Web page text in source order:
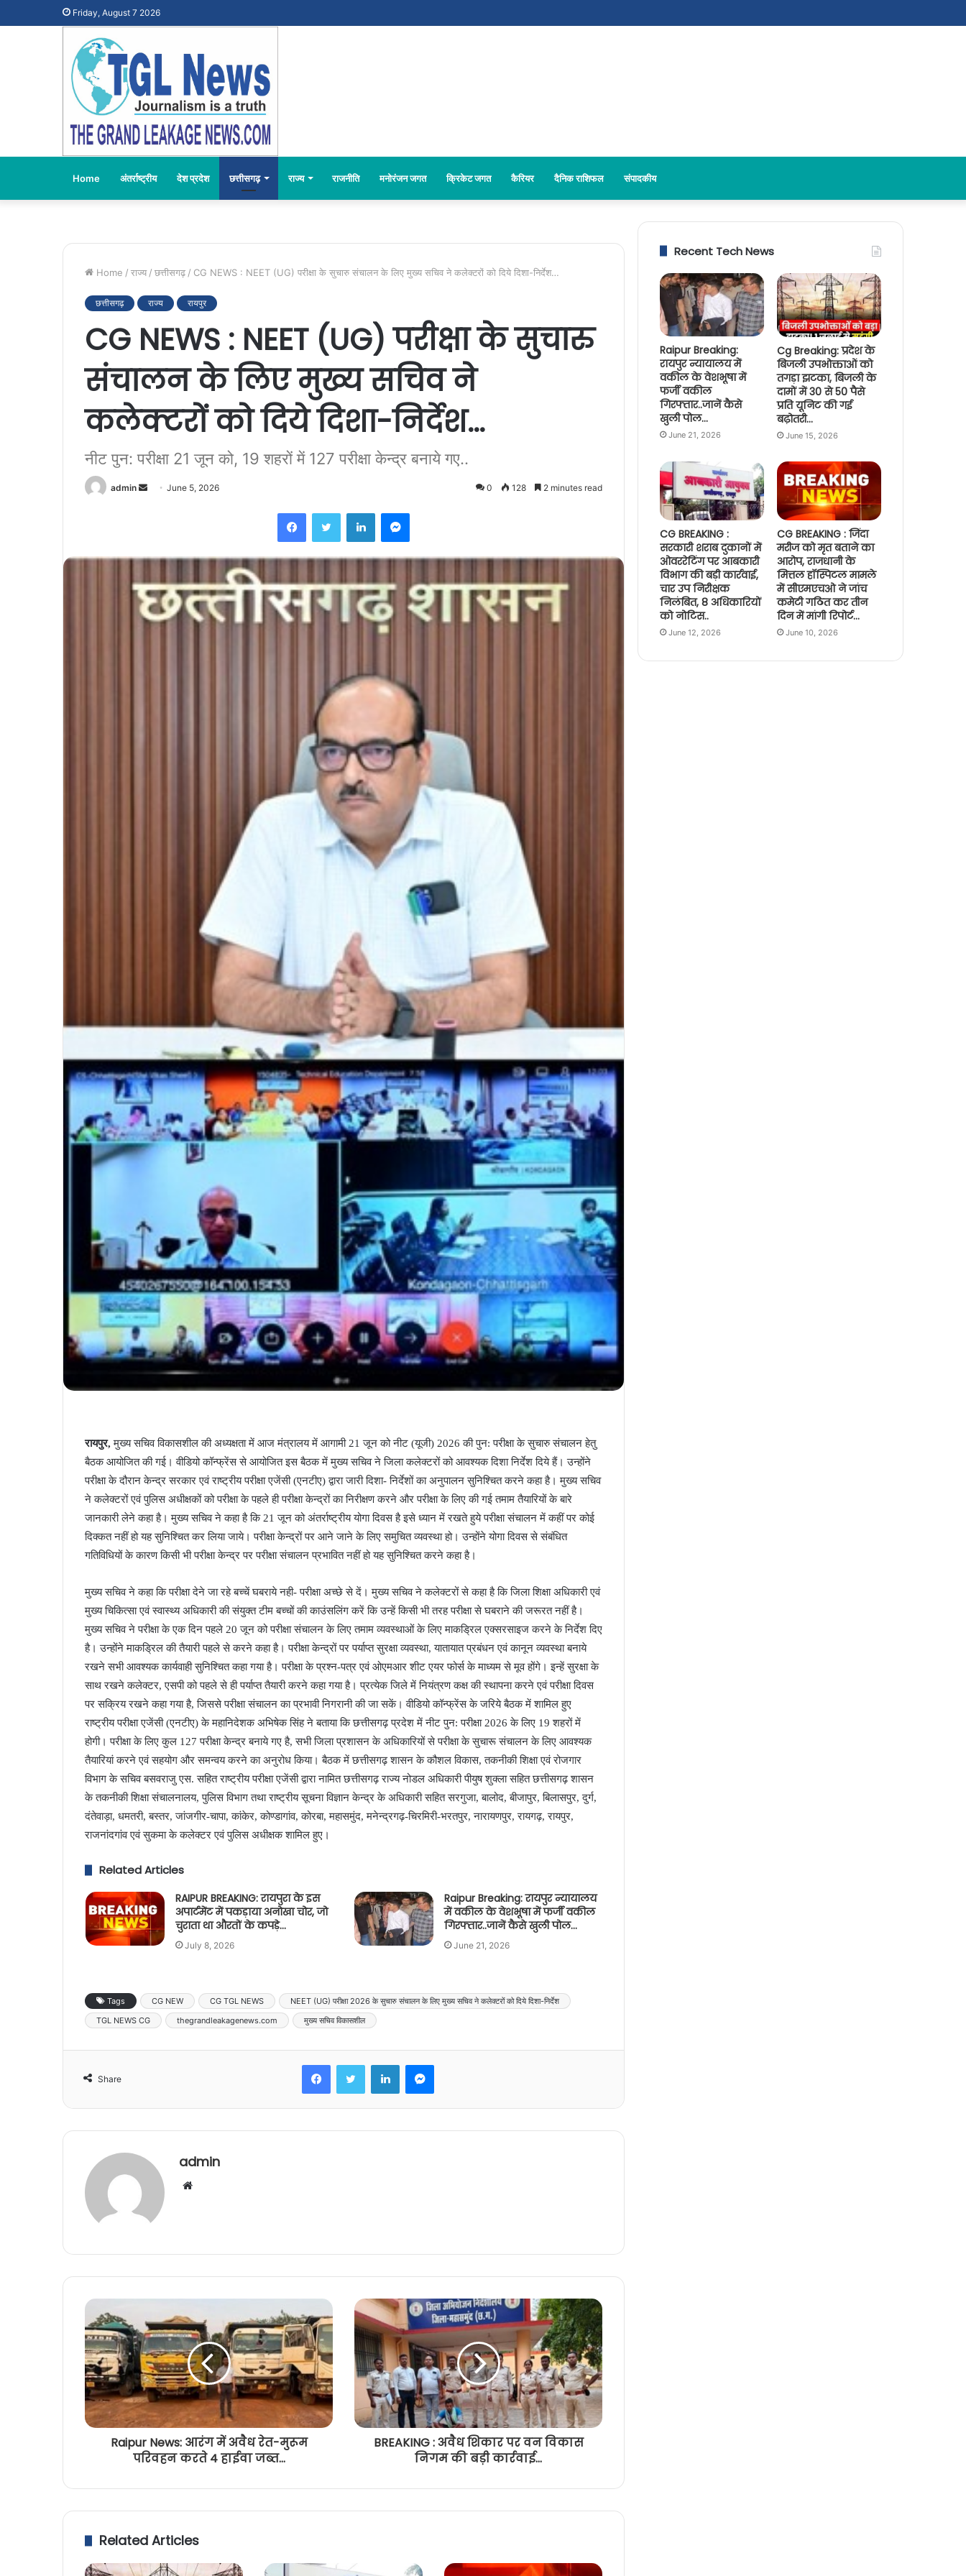
Friday, August 7 2026
Home अंतर्राष्ट्रीय देश प्रदेश छत्तीसगढ़ राज्य राजनीति मनोरंजन जगत क्रिकेट जगत कैरियर दैनिक राशिफल संपादकीय
Home / राज्य / छत्तीसगढ़ / CG NEWS : NEET (UG) परीक्षा के सुचारु संचालन के लिए मुख्य सचिव ने कलेक्टरों को दिये दिशा-निर्देश…
छत्तीसगढ़ राज्य रायपुर
CG NEWS : NEET (UG) परीक्षा के सुचारु
संचालन के लिए मुख्य सचिव ने
कलेक्टरों को दिये दिशा-निर्देश…
नीट पुन: परीक्षा 21 जून को, 19 शहरों में 127 परीक्षा केन्द्र बनाये गए..
admin
Send June 5, 2026 0 128 2 minutes read
FacebookTwitter LinkedInMessenger
रायपुर, मुख्य सचिव विकासशील की अध्यक्षता में आज मंत्रालय में आगामी 21 जून को नीट (यूजी) 2026 की पुन: परीक्षा के सुचारु संचालन हेतु
बैठक आयोजित की गई। वीडियो कॉन्फ्रेंस से आयोजित इस बैठक में मुख्य सचिव ने जिला कलेक्टरों को आवश्यक दिशा निर्देश दिये हैं। उन्होंने
परीक्षा के दौरान केन्द्र सरकार एवं राष्ट्रीय परीक्षा एजेंसी (एनटीए) द्वारा जारी दिशा- निर्देशों का अनुपालन सुनिश्चित करने कहा है। मुख्य सचिव
ने कलेक्टरों एवं पुलिस अधीक्षकों को परीक्षा के पहले ही परीक्षा केन्द्रों का निरीक्षण करने और परीक्षा के लिए की गई तमाम तैयारियों के बारे
जानकारी लेने कहा है। मुख्य सचिव ने कहा है कि 21 जून को अंतर्राष्ट्रीय योगा दिवस है इसे ध्यान में रखते हुये परीक्षा संचालन में कहीं पर कोई
दिक्कत नहीं हो यह सुनिश्चित कर लिया जाये। परीक्षा केन्द्रों पर आने जाने के लिए समुचित व्यवस्था हो। उन्होंने योगा दिवस से संबंधित
गतिविधियों के कारण किसी भी परीक्षा केन्द्र पर परीक्षा संचालन प्रभावित नहीं हो यह सुनिश्चित करने कहा है।
मुख्य सचिव ने कहा कि परीक्षा देने जा रहे बच्चें घबराये नही- परीक्षा अच्छे से दें। मुख्य सचिव ने कलेक्टरों से कहा है कि जिला शिक्षा अधिकारी एवं
मुख्य चिकित्सा एवं स्वास्थ्य अधिकारी की संयुक्त टीम बच्चों की काउंसलिंग करें कि उन्हें किसी भी तरह परीक्षा से घबराने की जरूरत नहीं है।
मुख्य सचिव ने परीक्षा के एक दिन पहले 20 जून को परीक्षा संचालन के लिए तमाम व्यवस्थाओं के लिए माकड्रिल एक्सरसाइज करने के निर्देश दिए
है। उन्होंने माकड्रिल की तैयारी पहले से करने कहा है। परीक्षा केन्द्रों पर पर्याप्त सुरक्षा व्यवस्था, यातायात प्रबंधन एवं कानून व्यवस्था बनाये
रखने सभी आवश्यक कार्यवाही सुनिश्चित कहा गया है। परीक्षा के प्रश्न-पत्र एवं ओएमआर शीट एयर फोर्स के माध्यम से मूव होंगे। इन्हें सुरक्षा के
साथ रखने कलेक्टर, एसपी को पहले से ही पर्याप्त तैयारी करने कहा गया है। प्रत्येक जिले में नियंत्रण कक्ष की स्थापना करने एवं परीक्षा दिवस
पर सक्रिय रखने कहा गया है, जिससे परीक्षा संचालन का प्रभावी निगरानी की जा सकें। वीडियो कॉन्फ्रेंस के जरिये बैठक में शामिल हुए
राष्ट्रीय परीक्षा एजेंसी (एनटीए) के महानिदेशक अभिषेक सिंह ने बताया कि छत्तीसगढ़ प्रदेश में नीट पुन: परीक्षा 2026 के लिए 19 शहरों में
होगी। परीक्षा के लिए कुल 127 परीक्षा केन्द्र बनाये गए है, सभी जिला प्रशासन के अधिकारियों से परीक्षा के सुचारू संचालन के लिए आवश्यक
तैयारियां करने एवं सहयोग और समन्वय करने का अनुरोध किया। बैठक में छत्तीसगढ़ शासन के कौशल विकास, तकनीकी शिक्षा एवं रोजगार
विभाग के सचिव बसवराजु एस. सहित राष्ट्रीय परीक्षा एजेंसी द्वारा नामित छत्तीसगढ़ राज्य नोडल अधिकारी पीयुष शुक्ला सहित छत्तीसगढ़ शासन
के तकनीकी शिक्षा संचालनालय, पुलिस विभाग तथा राष्ट्रीय सूचना विज्ञान केन्द्र के अधिकारी सहित सरगुजा, बालोद, बीजापुर, बिलासपुर, दुर्ग,
दंतेवाड़ा, धमतरी, बस्तर, जांजगीर-चापा, कांकेर, कोण्डागांव, कोरबा, महासमुंद, मनेन्द्रगढ़-चिरमिरी-भरतपुर, नारायणपुर, रायगढ़, रायपुर,
राजनांदगांव एवं सुकमा के कलेक्टर एवं पुलिस अधीक्षक शामिल हुए।
Related Articles
RAIPUR BREAKING: रायपुरा के इस
अपार्टमेंट में पकड़ाया अनोखा चोर, जो
चुराता था औरतों के कपड़े…
July 8, 2026
Raipur Breaking: रायपुर न्यायालय
में वकील के वेशभूषा में फर्जी वकील
गिरफ्तार..जानें कैसे खुली पोल…
June 21, 2026
Tags CG NEW CG TGL NEWS
NEET (UG) परीक्षा 2026 के सुचारु संचालन के लिए मुख्य सचिव ने कलेक्टरों को दिये दिशा-निर्देश
TGL NEWS CG
thegrandleakagenews.com मुख्य सचिव विकासशील
Share
FacebookTwitter LinkedInMessenger
admin
Website
Raipur News: आरंग में अवैध रेत-मुरूम
परिवहन करते 4 हाईवा जब्त...
BREAKING : अवैध शिकार पर वन विकास
निगम की बड़ी कार्रवाई...
Related Articles
Recent Tech News
Raipur Breaking:
रायपुर न्यायालय में
वकील के वेशभूषा में
फर्जी वकील
गिरफ्तार..जानें कैसे
खुली पोल…
June 21, 2026
Cg Breaking: प्रदेश के
बिजली उपभोक्ताओं को
तगड़ा झटका, बिजली के
दामों में 30 से 50 पैसे
प्रति यूनिट की गई
बढ़ोतरी…
June 15, 2026
CG BREAKING :
सरकारी शराब दुकानों में
ओवररेटिंग पर आबकारी
विभाग की बड़ी कार्रवाई,
चार उप निरीक्षक
निलंबित, 8 अधिकारियों
को नोटिस..
June 12, 2026
CG BREAKING : जिंदा
मरीज को मृत बताने का
आरोप, राजधानी के
मित्तल हॉस्पिटल मामले
में सीएमएचओ ने जांच
कमेटी गठित कर तीन
दिन में मांगी रिपोर्ट…
June 10, 2026